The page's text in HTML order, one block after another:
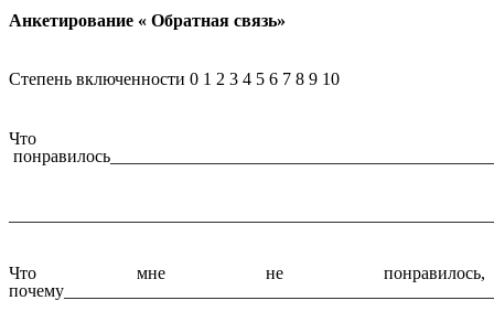
Анкетирование « Обратная связь»
Степень включенности 0 1 2 3 4 5 6 7 8 9 10
Что
Что мне не понравилось,